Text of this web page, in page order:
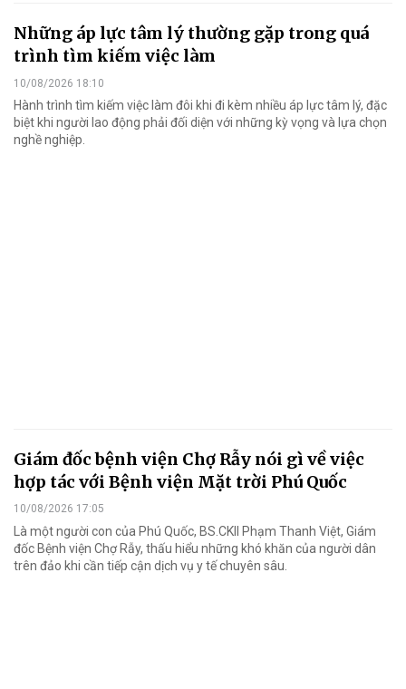
Những áp lực tâm lý thường gặp trong quá
trình tìm kiếm việc làm
10/08/2026 18:10
Hành trình tìm kiếm việc làm đôi khi đi kèm nhiều áp lực tâm lý, đặc
biệt khi người lao động phải đối diện với những kỳ vọng và lựa chọn
nghề nghiệp.
Giám đốc bệnh viện Chợ Rẫy nói gì về việc
hợp tác với Bệnh viện Mặt trời Phú Quốc
10/08/2026 17:05
Là một người con của Phú Quốc, BS.CKII Phạm Thanh Việt, Giám
đốc Bệnh viện Chợ Rẫy, thấu hiểu những khó khăn của người dân
trên đảo khi cần tiếp cận dịch vụ y tế chuyên sâu.